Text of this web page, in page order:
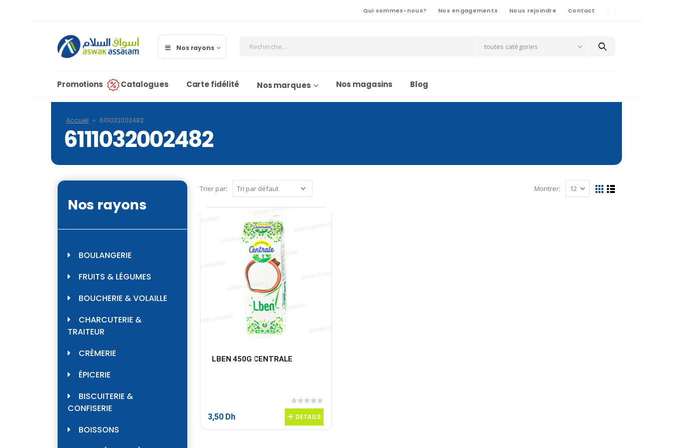
Qui sommes-nous? Nos engagements Nous rejoindre Contact
Nos rayons toutes catégories
Promotions Catalogues Carte fidélité Nos marques Nos magasins Blog
Accueil » 6111032002482
6111032002482
Trier par: Montrer:
LBEN 450G CENTRALE
0sur 5
3,50 Dh DETAILS
Nos rayons
BOULANGERIE
FRUITS & LÉGUMES
BOUCHERIE & VOLAILLE
CHARCUTERIE &
TRAITEUR
CRÈMERIE
ÉPICERIE
BISCUITERIE &
CONFISERIE
BOISSONS